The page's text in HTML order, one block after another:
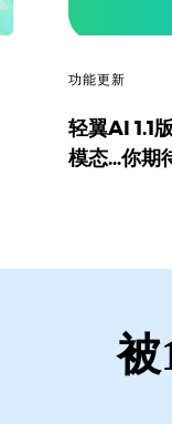
功能更新
轻翼AI 1.1
模态…你期
被